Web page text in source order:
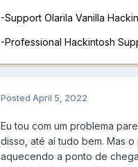
-Support Olarila Vanilla
-Professional Hackintosh
Posted April 5, 2022
Eu tou com um problema
disso, até aí tudo bem. Mas
aquecendo a ponto de